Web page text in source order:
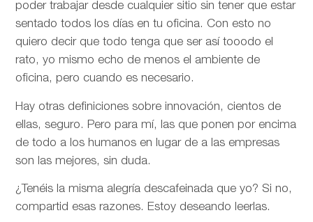
poder trabajar desde cualquier sitio sin tener que estar
sentado todos los días en tu oficina. Con esto no
quiero decir que todo tenga que ser así tooodo el
rato, yo mismo echo de menos el ambiente de
oficina, pero cuando es necesario.
Hay otras definiciones sobre innovación, cientos de
ellas, seguro. Pero para mí, las que ponen por encima
de todo a los humanos en lugar de a las empresas
son las mejores, sin duda.
¿Tenéis la misma alegría descafeinada que yo? Si no,
compartid esas razones. Estoy deseando leerlas.